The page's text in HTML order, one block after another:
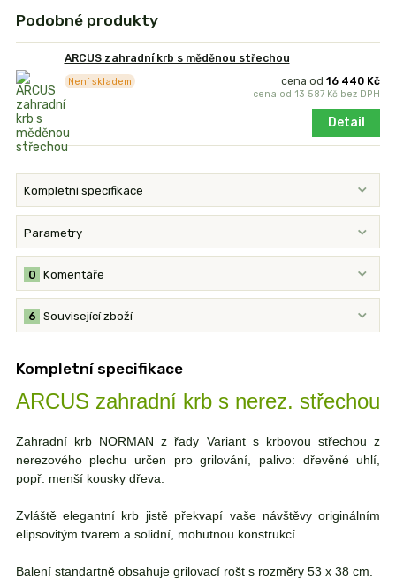
Podobné produkty
ARCUS zahradní krb s měděnou střechou
cena od16 440 Kč
cena od13 587 Kč bez DPH
Není skladem
Detail
Kompletní specifikace
Parametry
Komentáře
0
Související zboží
6
Kompletní specifikace
ARCUS zahradní krb s nerez. střechou
Zahradní krb NORMAN z řady Variant s krbovou střechou z
nerezového plechu určen pro grilování, palivo: dřevěné uhlí,
popř. menší kousky dřeva.
Zvláště elegantní krb jistě překvapí vaše návštěvy originálním
elipsovitým tvarem a solidní, mohutnou konstrukcí.
Balení standartně obsahuje grilovací rošt s rozměry 53 x 38 cm.